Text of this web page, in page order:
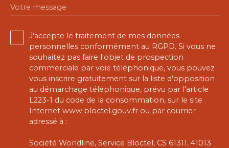
Votre message
J'accepte le traitement de mes données
personnelles conformément au RGPD. Si vous ne
souhaitez pas faire l'objet de prospection
commerciale par voie téléphonique, vous pouvez
vous inscrire gratuitement sur la liste d'opposition
au démarchage téléphonique, prévu par l'article
L223-1 du code de la consommation, sur le site
Internet www.bloctel.gouv.fr ou par courrier
adressé à :
Société Worldline, Service Bloctel, CS 61311, 41013